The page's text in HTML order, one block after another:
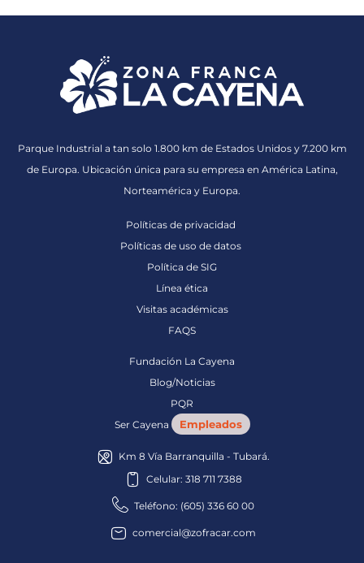
Parque Industrial a tan solo 1.800 km de Estados Unidos y 7.200 km
de Europa. Ubicación única para su empresa en América Latina,
Norteamérica y Europa.
Políticas de privacidad
Políticas de uso de datos
Política de SIG
Línea ética
Visitas académicas
FAQS
Fundación La Cayena
Blog/Noticias
PQR
Ser Cayena
Empleados
Km 8 Vía Barranquilla - Tubará.
Celular: 318 711 7388
Teléfono: (605) 336 60 00
comercial@zofracar.com